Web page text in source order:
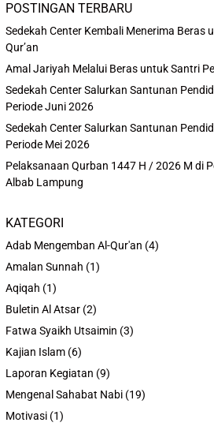
POSTINGAN TERBARU
Sedekah Center Kembali Menerima Beras
Qur’an
Amal Jariyah Melalui Beras untuk Santri
Sedekah Center Salurkan Santunan
Periode Juni 2026
Sedekah Center Salurkan Santunan
Periode Mei 2026
Pelaksanaan Qurban 1447 H / 2026 M di
Albab Lampung
KATEGORI
Adab Mengemban Al-Qur'an (4)
Amalan Sunnah (1)
Aqiqah (1)
Buletin Al Atsar (2)
Fatwa Syaikh Utsaimin (3)
Kajian Islam (6)
Laporan Kegiatan (9)
Mengenal Sahabat Nabi (19)
Motivasi (1)